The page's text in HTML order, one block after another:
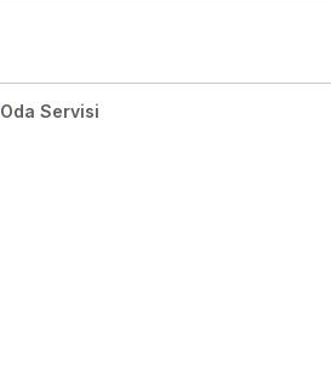
Oda Servisi